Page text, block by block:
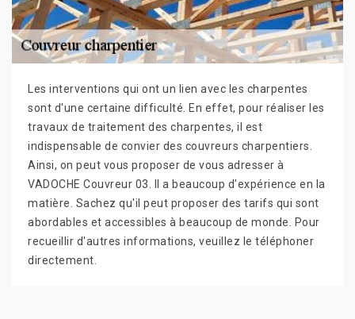
Les interventions qui ont un lien avec les charpentes
sont d'une certaine difficulté. En effet, pour réaliser les
travaux de traitement des charpentes, il est
indispensable de convier des couvreurs charpentiers.
Ainsi, on peut vous proposer de vous adresser à
VADOCHE Couvreur 03. Il a beaucoup d'expérience en la
matière. Sachez qu'il peut proposer des tarifs qui sont
abordables et accessibles à beaucoup de monde. Pour
recueillir d'autres informations, veuillez le téléphoner
directement.